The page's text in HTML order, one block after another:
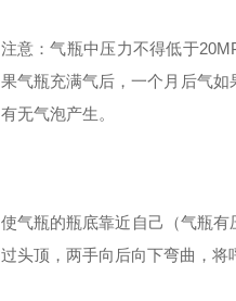
注意：气瓶中压力不得低于
果气瓶充满气后，一个月后气
有无气泡产生。
使气瓶的瓶底靠近自己（气瓶
过头顶，两手向后向下弯曲，将